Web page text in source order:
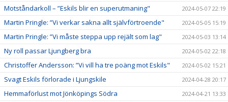
Motståndarkoll – ”Eskils blir en superutmaning" 2024-05-07 22:19
Martin Pringle: ”Vi verkar sakna allt självförtroende" 2024-05-05 15:19
Martin Pringle: ”Vi måste steppa upp rejält som lag" 2024-05-03 13:14
Ny roll passar Ljungberg bra 2024-05-02 22:18
Christoffer Andersson: ”Vi vill ha tre poäng mot Eskils" 2024-05-02 15:21
Svagt Eskils förlorade i Ljungskile 2024-04-28 20:17
Hemmaförlust mot Jönköpings Södra 2024-04-21 13:33